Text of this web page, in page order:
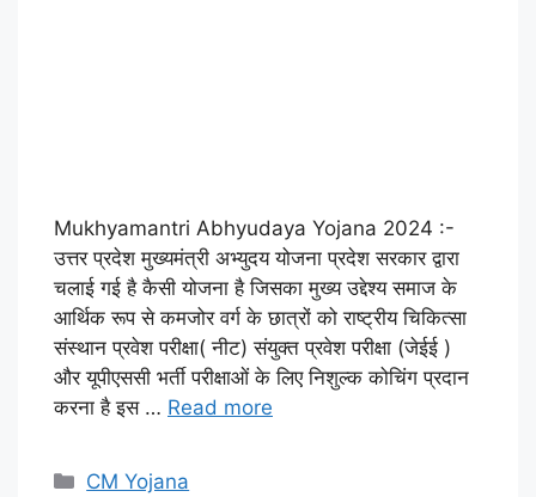
Mukhyamantri Abhyudaya Yojana 2024 :-
उत्तर प्रदेश मुख्यमंत्री अभ्युदय योजना प्रदेश सरकार द्वारा
चलाई गई है कैसी योजना है जिसका मुख्य उद्देश्य समाज के
आर्थिक रूप से कमजोर वर्ग के छात्रों को राष्ट्रीय चिकित्सा
संस्थान प्रवेश परीक्षा( नीट) संयुक्त प्रवेश परीक्षा (जेईई )
और यूपीएससी भर्ती परीक्षाओं के लिए निशुल्क कोचिंग प्रदान
करना है इस … Read more
Categories
CM Yojana